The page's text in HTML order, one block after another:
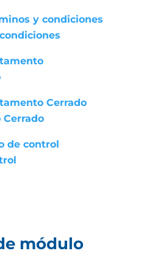
y condiciones
Cerrado
Cerrado
de control
módulo